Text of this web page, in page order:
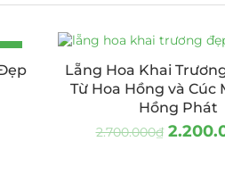
Lẵng Hoa Khai
Từ Hoa Hồng và Cúc
Hồng Phát
2.700.000₫